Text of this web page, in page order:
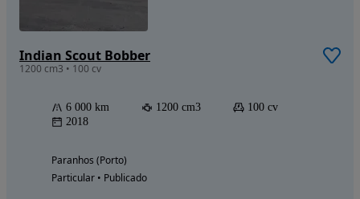
Indian Scout Bobber
1200 cm3 • 100 cv
6 000 km 1200 cm3
100 cv
2018
Paranhos (Porto)
Particular • Publicado